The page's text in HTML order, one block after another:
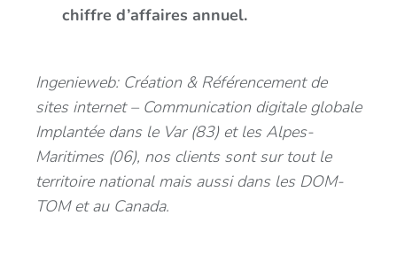
chiffre d’affaires annuel.
Ingenieweb: Création & Référencement de
sites internet – Communication digitale globale
Implantée dans le Var (83) et les Alpes-
Maritimes (06), nos clients sont sur tout le
territoire national mais aussi dans les DOM-
TOM et au Canada.